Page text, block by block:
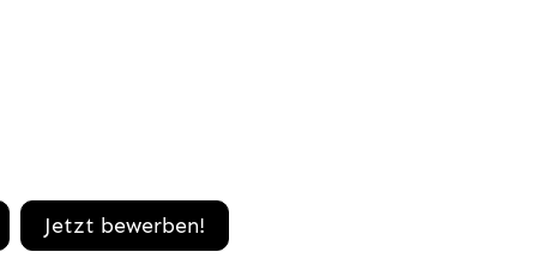
Jetzt bewerben!